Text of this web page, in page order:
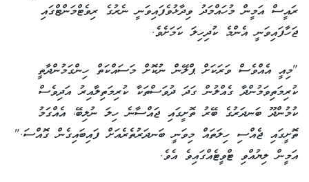
ރައީސް އަމީން މުހައްމަދު ވިދާޅުވެފައިވަނީ ނެރުގެ ރިވެޓްމަންޓްގައި
ޖަހާފައިވަނީ އެންމެ ކުދިހިލަ ކަމަށެވެ.
"މިއީ އެއްވެސް ވަރަކަށް ޕްލޭން ނުކޮށް މަސައްކަތް ހިންގަމުންދާތީ
ކުރިމަތިވަމުންދާ ގެއްލުން ގަދަ ދުވަސްތަކާ ކުރިމަތިލާއިރު އަދިވެސް
ކުމުންދޫ ބަނދަރުގެ ބޭރު ތޮށީގައި ޖައްސާނެ ހިލަ ނުލިބޭ، އެއްގަމު
ތޮށީގައި ޖެއްސި ހިލަތައް މިވަނީ ބަނދަރުތެރެއަށް ފައިބައިގެން ގޮއްސަ."
އަމީން ލިޔުއްވި ޓްވީޓެއްގައިވެ އެވެ.